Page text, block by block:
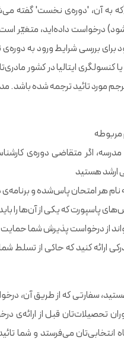
به آن، 'دوره‌ی نخست' گفته
درخواست داده‌اید، متغیّر است.
بررسی شرایط ورود به
ایتالیا در کشور
مورد تائید ترجمه شده باشد.
اگر متقاضی دوره‌ی
ارشد هستید
نام هر امتحان پاس‌شده و برنامه‌ی
پاسپورت که یکی از آن‌ها را
از درخواست پذیرش شما حمایت
ارائه کنید که حاکی از تسلط
سفارتی که از طریق آن،
تحصیلات‌تان قبل از ارائه‌ی
انتخابی‌تان می‌فرستد و شما